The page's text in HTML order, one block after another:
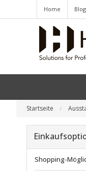
Home Blog
Startseite
Shopping-